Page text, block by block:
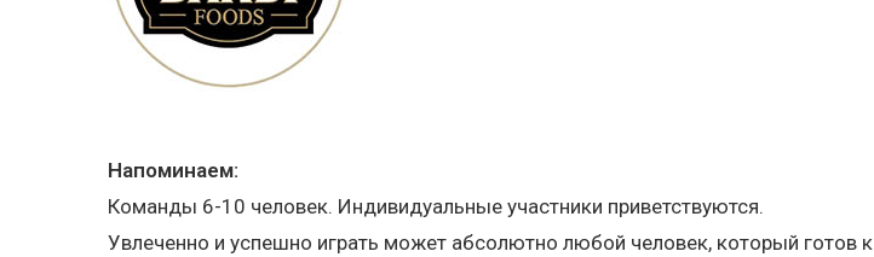
Напоминаем:
Команды 6-10 человек. Индивидуальные участники приветствуются.
Увлеченно и успешно играть может абсолютно любой человек, который готов к